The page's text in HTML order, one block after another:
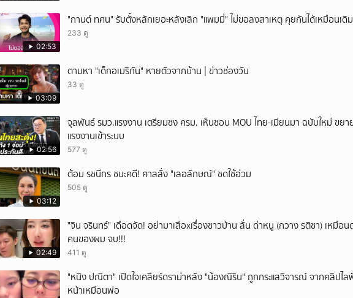
02:53
"กานต์ ทศน" รับตั้งหลักเยอะหลังเลิก "แพมมี่" ไม่ขอลงสาเหตุ คุยกันได้เหมือนเดิม
233 ดู
03:09
ตามหา "เด็กอเมริกัน" หายตัวจากบ้าน | ข่าวช่องวัน
33 ดู
02:56
จุลพันธ์ รมว.แรงงาน เตรียมชง ครม. เห็นชอบ MOU ไทย-เมียนมา ฉบับใหม่ ขย
แรงงานเข้าระบบ
577 ดู
03:12
ต้อม รชนีกร ชนะคดี! ศาลสั่ง "เลอลักษณ์" ชดใช้อ่วม
505 ดู
02:49
"จิน จรินทร์" เดือดจัด! อย่ามาเสือxเรื่องชาวบ้าน ลั่น ด่าหนู (กวาง รติชา) เหมือ
คนของผม จบ!!!
411 ดู
"หนิง ปณิตา" เปิดใจเคลียร์ดราม่าหลัง "น้องณิริน" ถูกกระแสวิจารณ์ จากคลิปไล
หน้าเหมือนพ่อ